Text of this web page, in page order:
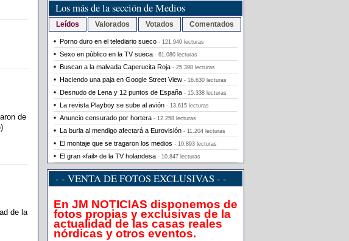
de
)
de la
Los más de la sección de Medios
Leídos Valorados Votados Comentados
Porno duro en el telediario sueco - 121.940 lecturas
Sexo en público en la TV sueca - 61.080 lecturas
Buscan a la malvada Caperucita Roja - 25.398 lecturas
Haciendo una paja en Google Street View - 16.630 lecturas
Desnudo de Lena y 12 puntos de España - 15.338 lecturas
La revista Playboy se sube al avión - 13.615 lecturas
Anuncio censurado por hortera - 12.258 lecturas
La burla al mendigo afectará a Eurovisión - 11.204 lecturas
El montaje que se tragaron los medios - 10.893 lecturas
El gran «fail» de la TV holandesa - 10.847 lecturas
- - VENTA DE FOTOS EXCLUSIVAS - -
En JM NOTICIAS disponemos de
fotos propias y exclusivas de la
actualidad de las casas reales
nórdicas y otros eventos.